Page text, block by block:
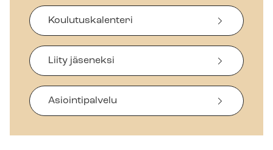
Koulutuskalenteri
Liity jäseneksi
Asiointipalvelu